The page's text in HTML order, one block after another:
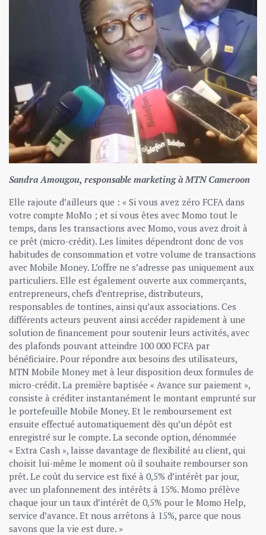
Sandra Amougou, responsable marketing à MTN Cameroon
Elle rajoute d’ailleurs que : « Si vous avez zéro FCFA dans
votre compte MoMo ; et si vous êtes avec Momo tout le
temps, dans les transactions avec Momo, vous avez droit à
ce prêt (micro-crédit). Les limites dépendront donc de vos
habitudes de consommation et votre volume de transactions
avec Mobile Money. L’offre ne s’adresse pas uniquement aux
particuliers. Elle est également ouverte aux commerçants,
entrepreneurs, chefs d’entreprise, distributeurs,
responsables de tontines, ainsi qu’aux associations. Ces
différents acteurs peuvent ainsi accéder rapidement à une
solution de financement pour soutenir leurs activités, avec
des plafonds pouvant atteindre 100 000 FCFA par
bénéficiaire. Pour répondre aux besoins des utilisateurs,
MTN Mobile Money met à leur disposition deux formules de
micro-crédit. La première baptisée « Avance sur paiement »,
consiste à créditer instantanément le montant emprunté sur
le portefeuille Mobile Money. Et le remboursement est
ensuite effectué automatiquement dès qu’un dépôt est
enregistré sur le compte. La seconde option, dénommée
« Extra Cash », laisse davantage de flexibilité au client, qui
choisit lui-même le moment où il souhaite rembourser son
prêt. Le coût du service est fixé à 0,5% d’intérêt par jour,
avec un plafonnement des intérêts à 15%. Momo prélève
chaque jour un taux d’intérêt de 0,5% pour le Momo Help,
service d’avance. Et nous arrêtons à 15%, parce que nous
savons que la vie est dure. »